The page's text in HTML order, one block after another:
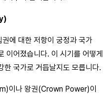
에 대한 저항이 궁정과 국가
이어졌습니다. 이 시기를 어떻게
한 국가로 거듭날지도 모릅니다.
이나 왕권(Crown Power)이